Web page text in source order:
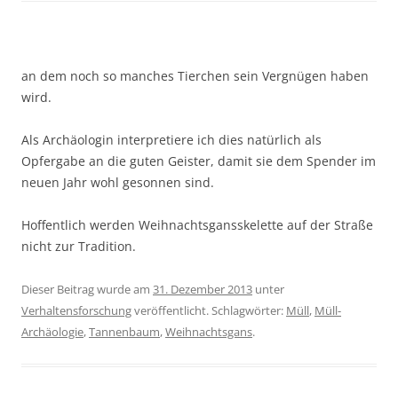
an dem noch so manches Tierchen sein Vergnügen haben
wird.
Als Archäologin interpretiere ich dies natürlich als
Opfergabe an die guten Geister, damit sie dem Spender im
neuen Jahr wohl gesonnen sind.
Hoffentlich werden Weihnachtsgansskelette auf der Straße
nicht zur Tradition.
Dieser Beitrag wurde am 31. Dezember 2013 unter
Verhaltensforschungveröffentlicht. Schlagwörter: Müll, Müll-
Archäologie,Tannenbaum,Weihnachtsgans.